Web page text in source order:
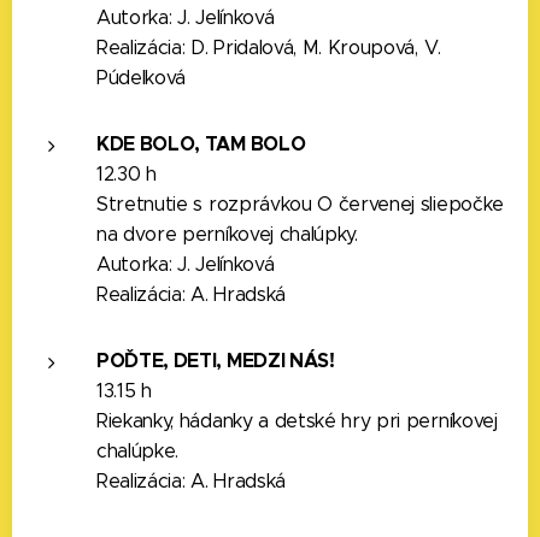
Autorka: J. Jelínková
Realizácia: D. Pridalová, M. Kroupová, V.
Púdelková
KDE BOLO, TAM BOLO
12.30 h
Stretnutie s rozprávkou O červenej sliepočke
na dvore perníkovej chalúpky.
Autorka: J. Jelínková
Realizácia: A. Hradská
POĎTE, DETI, MEDZI NÁS!
13.15 h
Riekanky, hádanky a detské hry pri perníkovej
chalúpke.
Realizácia: A. Hradská